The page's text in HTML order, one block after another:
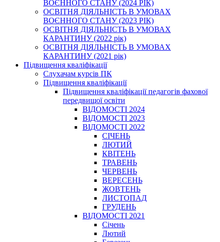
ВОЄННОГО СТАНУ (2024 РІК)
ОСВІТНЯ ДІЯЛЬНІСТЬ В УМОВАХ
ВОЄННОГО СТАНУ (2023 РІК)
ОСВІТНЯ ДІЯЛЬНІСТЬ В УМОВАХ
КАРАНТИНУ (2022 рік)
ОСВІТНЯ ДІЯЛЬНІСТЬ В УМОВАХ
КАРАНТИНУ (2021 рік)
Підвищення кваліфікації
Слухачам курсів ПК
Підвищення кваліфікації
Підвищення кваліфікації педагогів фахової
передвищої освіти
ВІДОМОСТІ 2024
ВІДОМОСТІ 2023
ВІДОМОСТІ 2022
СІЧЕНЬ
ЛЮТИЙ
КВІТЕНЬ
ТРАВЕНЬ
ЧЕРВЕНЬ
ВЕРЕСЕНЬ
ЖОВТЕНЬ
ЛИСТОПАД
ГРУДЕНЬ
ВІДОМОСТІ 2021
Січень
Лютий